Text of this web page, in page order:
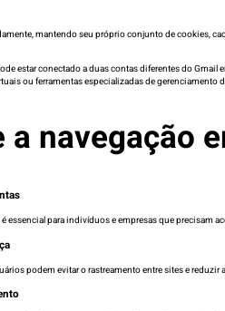
mantendo seu próprio conjunto de cookies,
estar conectado a duas contas diferentes do Gmail
ou ferramentas especializadas de gerenciamento
a navegação
essencial para indivíduos e empresas que precisam
podem evitar o rastreamento entre sites e